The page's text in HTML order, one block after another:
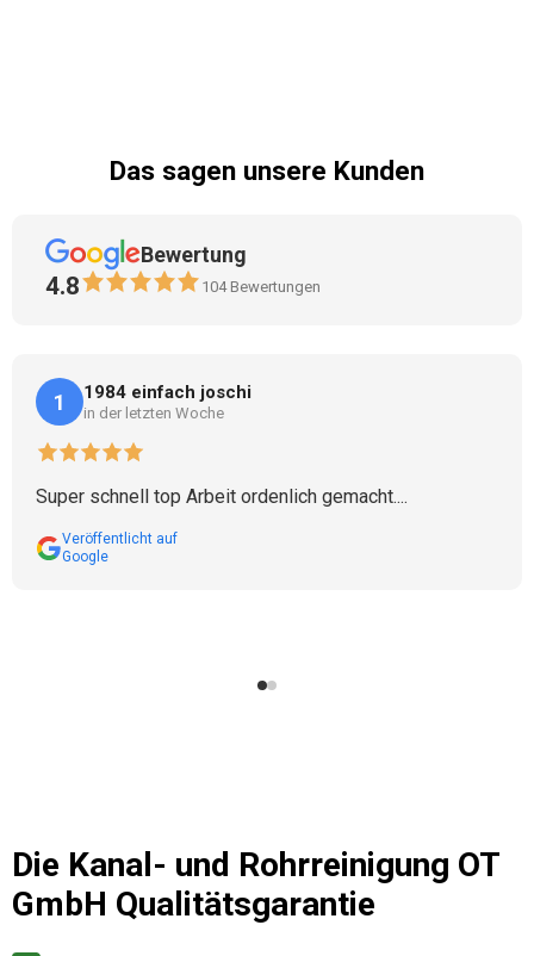
Das sagen unsere Kunden
Bewertung
4.8 104Bewertungen
1 1984 einfach joschi
in der letzten Woche
Super schnell top Arbeit ordenlich gemacht....
Veröffentlicht auf
Google
Die Kanal- und Rohrreinigung OT
GmbH Qualitätsgarantie